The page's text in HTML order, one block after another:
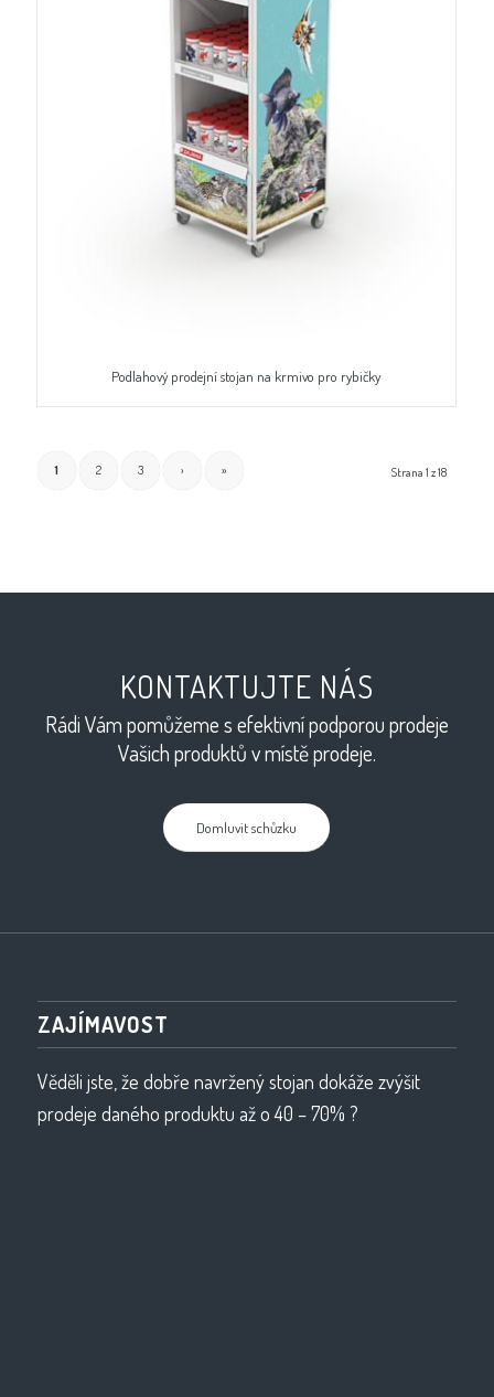
Podlahový prodejní stojan na krmivo pro rybičky
Strana 1 z 18
1 2 3 › »
KONTAKTUJTE NÁS
Rádi Vám pomůžeme s efektivní podporou prodeje
Vašich produktů v místě prodeje.
Domluvit schůzku
ZAJÍMAVOST
Věděli jste, že dobře navržený stojan dokáže zvýšit
prodeje daného produktu až o 40 – 70% ?